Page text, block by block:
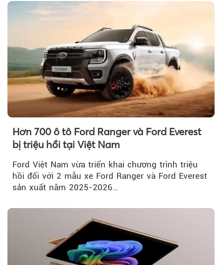
Hơn 700 ô tô Ford Ranger và Ford Everest
bị triệu hồi tại Việt Nam
Ford Việt Nam vừa triển khai chương trình triệu
hồi đối với 2 mẫu xe Ford Ranger và Ford Everest
sản xuất năm 2025-2026…